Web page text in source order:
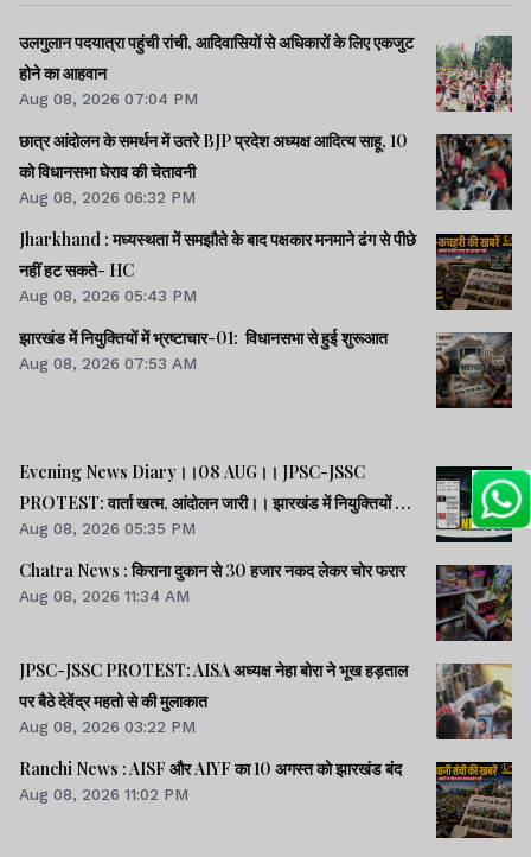
उलगुलान पदयात्रा पहुंची रांची, आदिवासियों से अधिकारों के लिए एकजुट
होने का आहवान
Aug 08, 2026 07:04 PM
छात्र आंदोलन के समर्थन में उतरे BJP प्रदेश अध्यक्ष आदित्य साहू, 10
को विधानसभा घेराव की चेतावनी
Aug 08, 2026 06:32 PM
Jharkhand : मध्यस्थता में समझौते के बाद पक्षकार मनमाने ढंग से पीछे
नहीं हट सकते- HC
Aug 08, 2026 05:43 PM
झारखंड में नियुक्तियों में भ्रष्टाचार-01: विधानसभा से हुई शुरूआत
Aug 08, 2026 07:53 AM
Evening News Diary।।08 AUG।। JPSC-JSSC
PROTEST: वार्ता खत्म, आंदोलन जारी।। झारखंड में नियुक्तियों में
भ्रष्टाचार-01: विधानसभा से हुई शुरूआत।। महिला आरक्षण कानून
लागू में देर क्यों -राहुल।। समेत अन्य खबरें व वीडियो।।
Aug 08, 2026 05:35 PM
Chatra News : किराना दुकान से 30 हजार नकद लेकर चोर फरार
Aug 08, 2026 11:34 AM
JPSC-JSSC PROTEST: AISA अध्यक्ष नेहा बोरा ने भूख हड़ताल
पर बैठे देवेंद्र महतो से की मुलाकात
Aug 08, 2026 03:22 PM
Ranchi News : AISF और AIYF का 10 अगस्त को झारखंड बंद
Aug 08, 2026 11:02 PM